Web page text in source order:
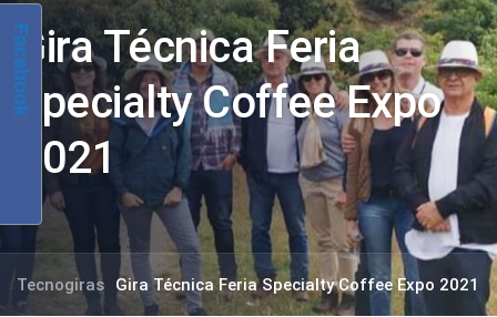
Gira Técnica Feria
Specialty Coffee Expo
2021
Tecnogiras Gira Técnica Feria Specialty Coffee Expo 2021
Facebook